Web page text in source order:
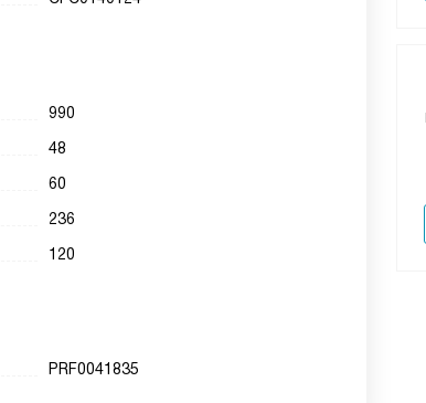
990
48
60
236
120
PRF0041835